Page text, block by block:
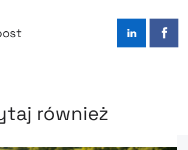
LinkedIn
również